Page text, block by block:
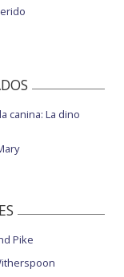
canina: La dino
Pike